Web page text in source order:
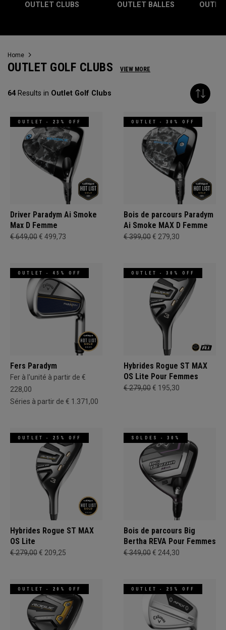
OUTLET CLUBS OUTLET BALLES
Home
OUTLET GOLF CLUBS VIEW MORE
64Results in Outlet Golf Clubs
OUTLET - 23% OFF
Driver Paradym Ai Smoke
Max D Femme
€ 649,00€ 499,73
OUTLET - 30% OFF
Bois de parcours Paradym
Ai Smoke MAX D Femme
€ 399,00€ 279,30
OUTLET - 45% OFF
Fers Paradym
Fer à l'unité à partir de €
228,00
Séries à partir de € 1.371,00
OUTLET - 30% OFF
Hybrides Rogue ST MAX
OS Lite Pour Femmes
€ 279,00€ 195,30
OUTLET - 25% OFF
Hybrides Rogue ST MAX
OS Lite
€ 279,00€ 209,25
SOLDES - 30%
Bois de parcours Big
Bertha REVA Pour Femmes
€ 349,00€ 244,30
OUTLET - 20% OFF OUTLET - 25% OFF